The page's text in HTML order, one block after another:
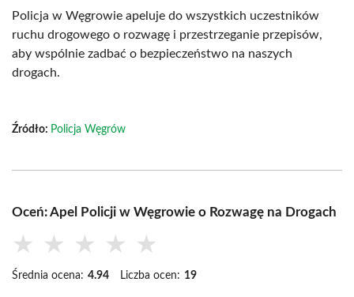
Policja w Węgrowie apeluje do wszystkich uczestników
ruchu drogowego o rozwagę i przestrzeganie przepisów,
aby wspólnie zadbać o bezpieczeństwo na naszych
drogach.
Źródło: Policja Węgrów
Oceń: Apel Policji w Węgrowie o Rozwagę na Drogach
★ ★ ★ ★ ★
Średnia ocena: 4.94 Liczba ocen: 19